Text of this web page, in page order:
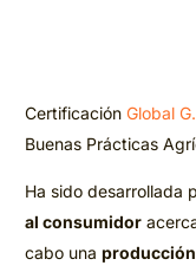
CertificaciónGlobal
Buenas Prácticas
Ha sido desarrollada
al consumidor
cabo una